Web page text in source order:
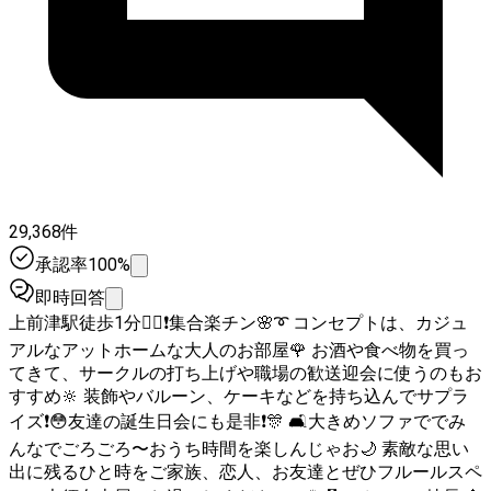
29,368件
承認率100%
即時回答
上前津駅徒歩1分🚶‍♀️❗集合楽チン🌸➰ コンセプトは、カジュ
アルなアットホームな大人のお部屋🌹 お酒や食べ物を買っ
てきて、サークルの打ち上げや職場の歓送迎会に使うのもお
すすめ🔆 装飾やバルーン、ケーキなどを持ち込んでサプラ
イズ❗😳友達の誕生日会にも是非❗🎊 🛋大きめソファででみ
んなでごろごろ〜おうち時間を楽しんじゃお🌙 素敵な思い
出に残るひと時をご家族、恋人、お友達とぜひフルールスペ